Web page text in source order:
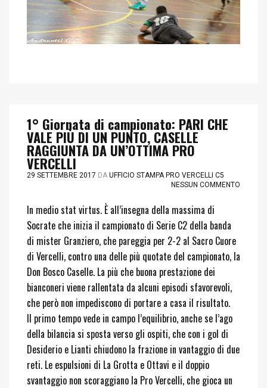
1° Giornata di campionato: PARI CHE
VALE PIÙ DI UN PUNTO, CASELLE
RAGGIUNTA DA UN’OTTIMA PRO
VERCELLI
29 SETTEMBRE 2017 DA UFFICIO STAMPA PRO VERCELLI C5
NESSUN COMMENTO
In medio stat virtus. È all’insegna della massima di
Socrate che inizia il campionato di Serie C2 della banda
di mister Granziero, che pareggia per 2-2 al Sacro Cuore
di Vercelli, contro una delle più quotate del campionato, la
Don Bosco Caselle. La più che buona prestazione dei
bianconeri viene rallentata da alcuni episodi sfavorevoli,
che però non impediscono di portare a casa il risultato.
Il primo tempo vede in campo l’equilibrio, anche se l’ago
della bilancia si sposta verso gli ospiti, che con i gol di
Desiderio e Lianti chiudono la frazione in vantaggio di due
reti. Le espulsioni di La Grotta e Ottavi e il doppio
svantaggio non scoraggiano la Pro Vercelli, che gioca un